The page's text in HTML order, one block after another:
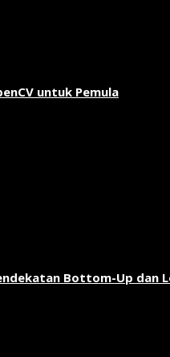
untuk Pemula
Bottom-Up dan